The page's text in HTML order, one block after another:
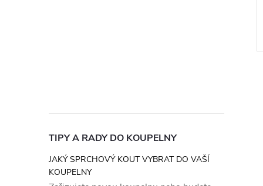
TIPY A RADY DO KOUPELNY
JAKÝ SPRCHOVÝ KOUT VYBRAT DO VAŠÍ
KOUPELNY